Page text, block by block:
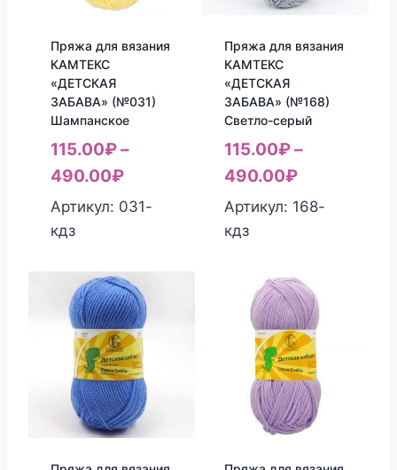
Пряжа для вязания
КАМТЕКС
«ДЕТСКАЯ
ЗАБАВА» (№031)
Шампанское
115.00₽–
490.00₽
Артикул: 031-
кдз
Пряжа для вязания
КАМТЕКС
«ДЕТСКАЯ
ЗАБАВА» (№168)
Светло-серый
115.00₽–
490.00₽
Артикул: 168-
кдз